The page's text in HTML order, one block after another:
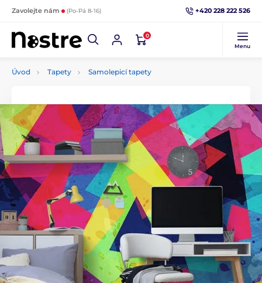
Zavolejte nám (Po-Pá 8-16) +420 228 222 526
0
Menu
Úvod Tapety Samolepicí tapety